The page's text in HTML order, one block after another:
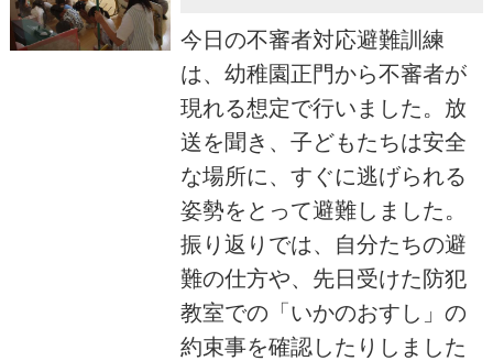
今日の不審者対応避難訓練
は、幼稚園正門から不審者が
現れる想定で行いました。放
送を聞き、子どもたちは安全
な場所に、すぐに逃げられる
姿勢をとって避難しました。
振り返りでは、自分たちの避
難の仕方や、先日受けた防犯
教室での「いかのおすし」の
約束事を確認したりしました